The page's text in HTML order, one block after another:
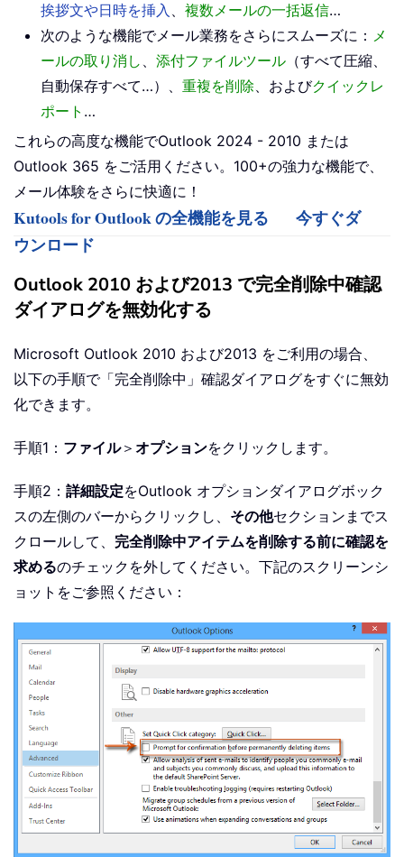
挨拶文や日時を挿入 、 複数メールの一括返信…
次のような機能でメール業務をさらにスムーズに： メ
ールの取り消し 、 添付ファイルツール （すべて圧縮、
自動保存すべて…）、 重複を削除、およびクイックレ
ポート …
これらの高度な機能でOutlook 2024 - 2010 または
Outlook 365 をご活用ください。100+の強力な機能で、
メール体験をさらに快適に！
Kutools for Outlook の全機能を見る
今すぐダ
ウンロード
Outlook 2010 および2013 で完全削除中確認
ダイアログを無効化する
Microsoft Outlook 2010 および2013 をご利用の場合、
以下の手順で「完全削除中」確認ダイアログをすぐに無効
化できます。
手順1： ファイル＞ オプションをクリックします。
手順2： 詳細設定をOutlook オプションダイアログボック
スの左側のバーからクリックし、 その他セクションまでス
クロールして、 完全削除中アイテムを削除する前に確認を
求めるのチェックを外してください。下記のスクリーンシ
ョットをご参照ください：